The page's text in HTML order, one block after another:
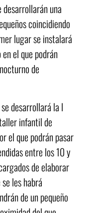
una
coincidiendo
lugar se instalará
el que podrán
de
desarrollará la I
infantil de
el que podrán pasar
entre los 10 y
de elaborar
les habrá
de un pequeño